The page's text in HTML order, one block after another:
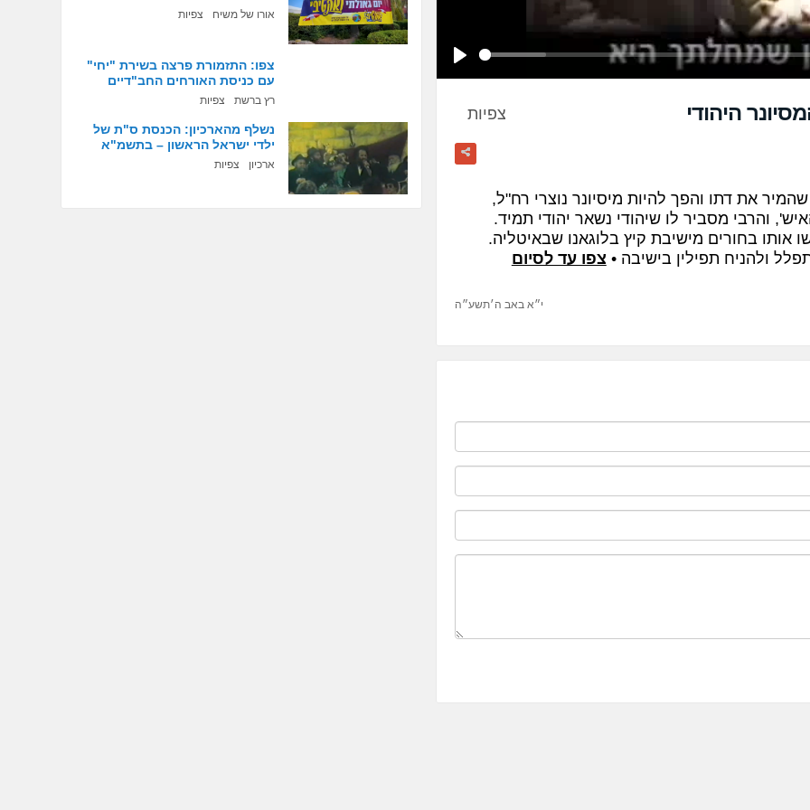
Play
היהודי צפיות
את דתו והפך להיות מיסיונר נוצרי רח"ל,
והרבי מסביר לו שיהודי נשאר יהודי תמיד.
אותו בחורים מישיבת קיץ בלוגאנו שבאיטליה.
ולהניח תפילין בישיבה • צפו עד לסיום
י״א באב ה׳תשע״ה
אורו של משיח צפיות
צפו: התזמורת פרצה בשירת "יחי"
עם כניסת האורחים החב"דיים
רץ ברשת צפיות
נשלף מהארכיון: הכנסת ס"ת של
ילדי ישראל הראשון – בתשמ"א
ארכיון צפיות